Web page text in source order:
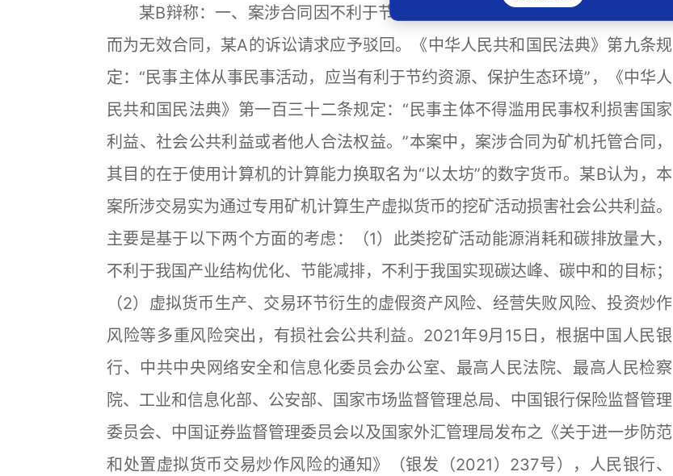
某B辩称：一、案涉合同因不利于节约资源、损害公共利益、违背公序良俗
而为无效合同，某A的诉讼请求应予驳回。《中华人民共和国民法典》第九条规
定：“民事主体从事民事活动，应当有利于节约资源、保护生态环境”，《中华人
民共和国民法典》第一百三十二条规定：“民事主体不得滥用民事权利损害国家
利益、社会公共利益或者他人合法权益。”本案中，案涉合同为矿机托管合同，
其目的在于使用计算机的计算能力换取名为“以太坊”的数字货币。某B认为，本
案所涉交易实为通过专用矿机计算生产虚拟货币的挖矿活动损害社会公共利益。
主要是基于以下两个方面的考虑：（1）此类挖矿活动能源消耗和碳排放量大，
不利于我国产业结构优化、节能减排，不利于我国实现碳达峰、碳中和的目标；
（2）虚拟货币生产、交易环节衍生的虚假资产风险、经营失败风险、投资炒作
风险等多重风险突出，有损社会公共利益。2021年9月15日，根据中国人民银
行、中共中央网络安全和信息化委员会办公室、最高人民法院、最高人民检察
院、工业和信息化部、公安部、国家市场监督管理总局、中国银行保险监督管理
委员会、中国证券监督管理委员会以及国家外汇管理局发布之《关于进一步防范
和处置虚拟货币交易炒作风险的通知》（银发（2021）237号），人民银行、